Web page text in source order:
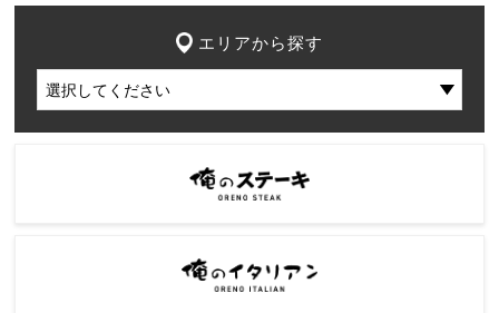
エリアから探す